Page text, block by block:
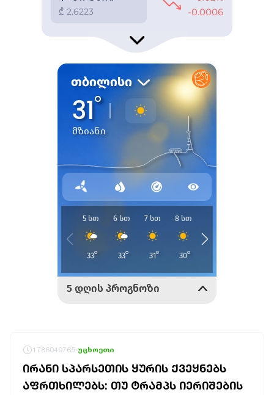
1786049765 უცხოეთი
ᲘᲠᲐᲜᲘ ᲡᲞᲐᲠᲡᲔᲗᲘᲡ ᲧᲣᲠᲘᲡ ᲥᲕᲔᲧᲜᲔᲑᲡ
ᲐᲤᲠᲗᲮᲘᲚᲔᲑᲡ: ᲗᲣ ᲢᲠᲐᲛᲞᲡ ᲘᲔᲠᲘᲨᲔᲑᲘᲡ